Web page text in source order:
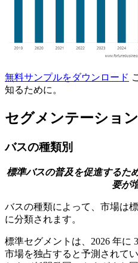
無料サンプルをダウンロード
知るために。
セグメンテーショ
バスの種類別
標準バスの普及を促進するた
要が
バスの種類によって、市場は
に分類されます。
標準セグメントは、2026 年に
市場を独占すると予測されて